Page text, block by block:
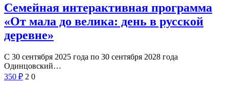
Семейная интерактивная программа
«От мала до велика: день в русской
деревне»
С 30 сентября 2025 года по 30 сентября 2028 года
Одинцовский…
350 ₽ 2 0